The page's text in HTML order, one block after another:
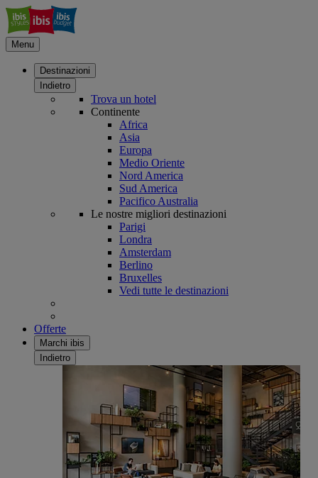
Menu
Destinazioni
Indietro
Trova un hotel
Continente
Africa
Asia
Europa
Medio Oriente
Nord America
Sud America
Pacifico Australia
Le nostre migliori destinazioni
Parigi
Londra
Amsterdam
Berlino
Bruxelles
Vedi tutte le destinazioni
Offerte
Marchi ibis
Indietro